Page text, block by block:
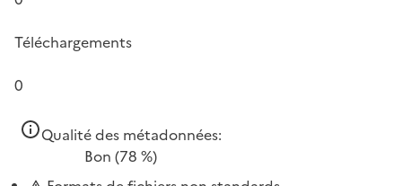
Téléchargements
0
Qualité des métadonnées:
Bon (78 %)